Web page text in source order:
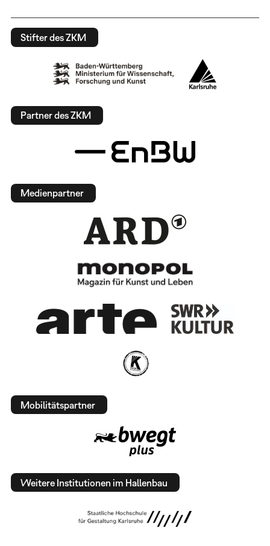
Stifter des ZKM
Partner des ZKM
Medienpartner
Mobilitätspartner
Weitere Institutionen im Hallenbau